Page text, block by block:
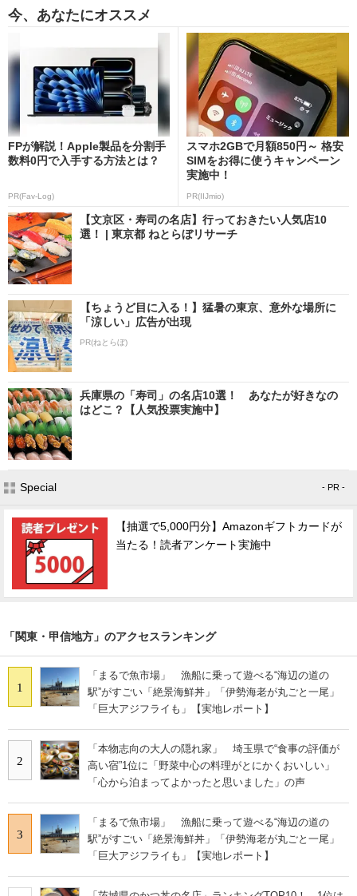
今、あなたにオススメ
FPが解説！Apple製品を分割手
数料0円で入手する方法とは？
PR(Fav-Log)
スマホ2GBで月額850円～ 格安
SIMをお得に使うキャンペーン
実施中！
PR(IIJmio)
【文京区・寿司の名店】行っておきたい人気店10
選！ | 東京都 ねとらぼリサーチ
【ちょうど目に入る！】猛暑の東京、意外な場所に
「涼しい」広告が出現
PR(ねとらぼ)
兵庫県の「寿司」の名店10選！ あなたが好きなの
はどこ？【人気投票実施中】
Special - PR -
【抽選で5,000円分】Amazonギフトカードが
当たる！読者アンケート実施中
「関東・甲信地方」のアクセスランキング
1
「まるで魚市場」 漁船に乗って遊べる“海辺の道の
駅”がすごい「絶景海鮮丼」「伊勢海老が丸ごと一尾」
「巨大アジフライも」【実地レポート】
2
「本物志向の大人の隠れ家」 埼玉県で“食事の評価が
高い宿”1位に「野菜中心の料理がとにかくおいしい」
「心から泊まってよかったと思いました」の声
3
「まるで魚市場」 漁船に乗って遊べる“海辺の道の
駅”がすごい「絶景海鮮丼」「伊勢海老が丸ごと一尾」
「巨大アジフライも」【実地レポート】